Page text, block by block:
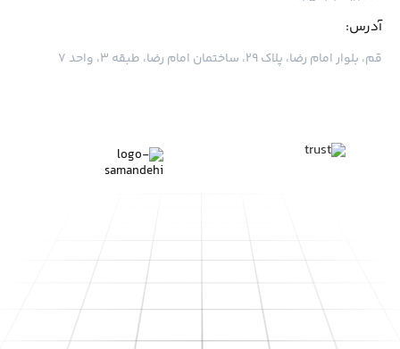
آدرس:
قم، بلوار امام رضا، پلاک ۲۹، ساختمان امام رضا، طبقه ۳، واحد ۷